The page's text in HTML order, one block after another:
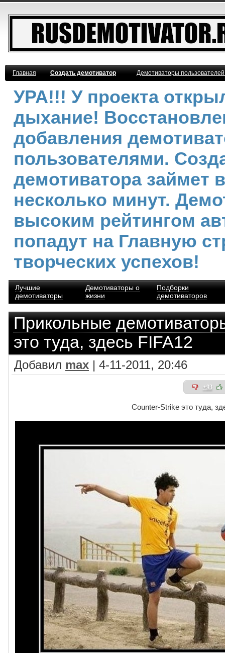
Главная Создать демотиватор Демотиваторы
УРА!!! У проекта
дыхание!
добавления
пользователями.
демотиватора займет
несколько минут.
высоким рейтингом
попадут на Главную
творческих успехов!
Лучшие
демотиваторы
Демотиваторы о
жизни
Подборки
демотиваторов
Прикольные
это туда, здесь FIFA12
Добавил max | 4-11-2011, 20:46
+93
Counter-Strike это туда,